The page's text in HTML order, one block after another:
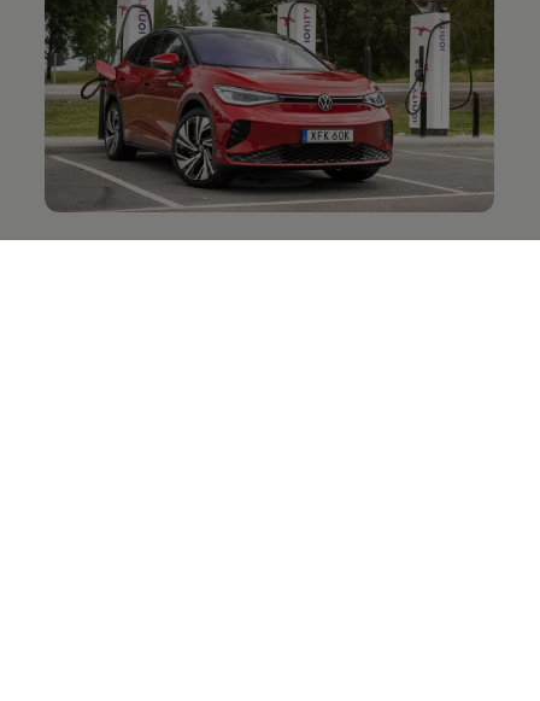
Ny undersökning:Elbilsägare nöjda med elpris